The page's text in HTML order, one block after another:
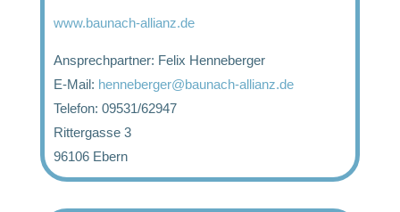
www.baunach-allianz.de
Ansprechpartner: Felix Henneberger
E-Mail: henneberger@baunach-allianz.de
Telefon: 09531/62947
Rittergasse 3
96106 Ebern